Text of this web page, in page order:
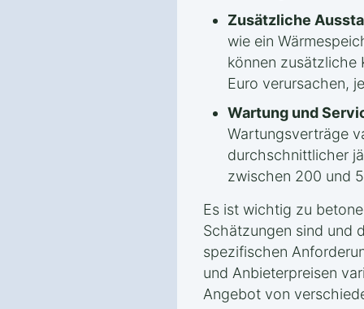
Zusätzliche
wie ein
können zusätzliche
Euro verursachen,
Wartung und
Wartungsverträge
durchschnittlicher
zwischen 200 und
Es ist wichtig zu
Schätzungen sind und
spezifischen
und Anbieterpreisen
Angebot von